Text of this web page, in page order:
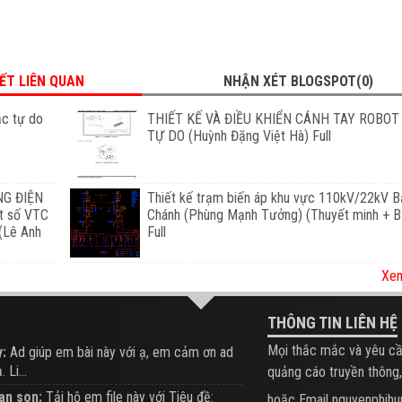
LIÊN QUAN NHẬN XÉT BLOGSPOT(0)
tự do
THIẾT KẾ VÀ ĐIỀU KHIỂN CÁNH TAY
TỰ DO (Huỳnh Đặng Việt Hà) Full
ĐIỆN
số VTC
Anh
Thiết kế trạm biến áp khu vực 110kV/22kV
Chánh (Phùng Mạnh Tưởng) (Thuyết minh +
Full
Ad giúp em bài này với ạ, em cảm ơn ad
Li...
son: Tải hộ em file này với Tiêu đề:
THÔNG TIN LIÊN HỆ
Mọi thắc mắc và yêu
quảng cáo truyền